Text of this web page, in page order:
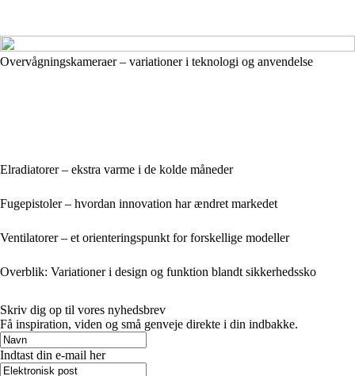
Overvågningskameraer – variationer i teknologi og anvendelse
Elradiatorer – ekstra varme i de kolde måneder
Fugepistoler – hvordan innovation har ændret markedet
Ventilatorer – et orienteringspunkt for forskellige modeller
Overblik: Variationer i design og funktion blandt sikkerhedssko
Skriv dig op til vores nyhedsbrev
Få inspiration, viden og små genveje direkte i din indbakke.
Indtast din e-mail her